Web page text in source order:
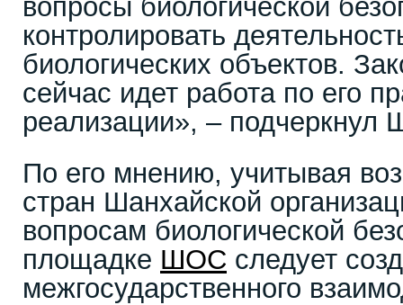
вопросы биологической
контролировать
биологических объектов.
сейчас идет работа по его
реализации», – подчеркнул
По его мнению, учитывая
стран Шанхайской
вопросам биологической
площадке ШОС следует
межгосударственного